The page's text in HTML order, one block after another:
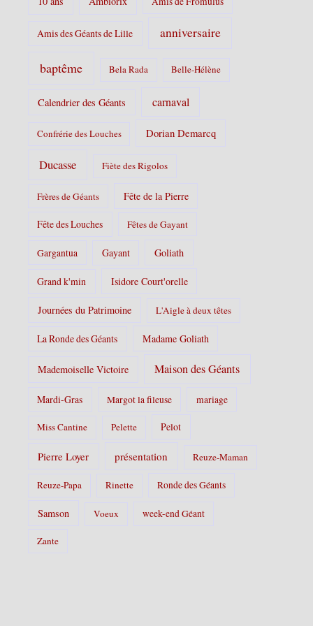
Amis des Géants de Lille anniversaire
baptême Bela Rada Belle-Hélène
Calendrier des Géants carnaval
Confrérie des Louches Dorian Demarcq
Ducasse Fiète des Rigolos
Frères de Géants Fête de la Pierre
Fête des Louches Fêtes de Gayant
Gargantua Gayant Goliath
Grand k'min Isidore Court'orelle
Journées du Patrimoine L'Aigle à deux têtes
La Ronde des Géants Madame Goliath
Mademoiselle Victoire Maison des Géants
Mardi-Gras Margot la fileuse mariage
Miss Cantine Pelette Pelot
Pierre Loyer présentation Reuze-Maman
Reuze-Papa Rinette Ronde des Géants
Samson Voeux week-end Géant
Zante